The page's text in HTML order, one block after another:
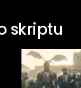
skriptu